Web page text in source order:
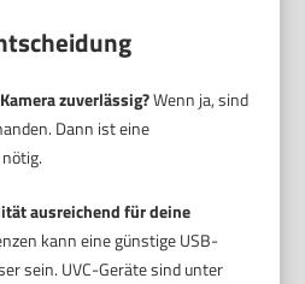
zuverlässig?Wenn ja, sind
Dann ist eine
ausreichend für deine
kann eine günstige USB-
sein. UVC-Geräte sind unter